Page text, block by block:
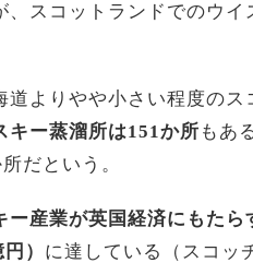
、スコットランドでのウ
よりやや小さい程度のス
キー蒸溜所は151か所 もあ
だという。
ー産業が英国経済にもた
） に達している（スコッ